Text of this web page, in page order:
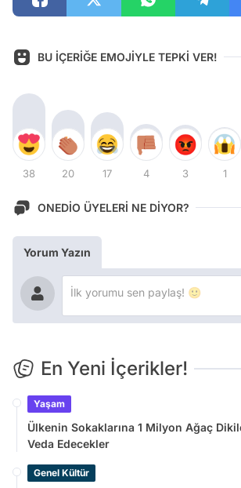
BU İÇERİĞE EMOJİYLE TEPKİ VER!
38 20 17 4 3 1
ONEDİO ÜYELERİ NE DİYOR?
Yorum Yazın
En Yeni İçerikler!
Yaşam
Ülkenin Sokaklarına 1 Milyon Ağaç
Veda Edecekler
Genel Kültür